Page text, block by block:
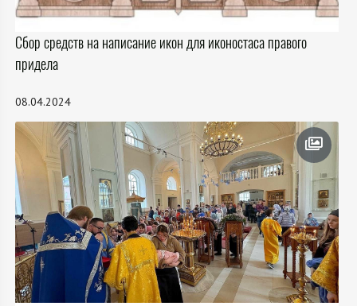
Сбор средств на написание икон для иконостаса правого
придела
08.04.2024